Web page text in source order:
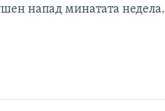
напад минатата недела.